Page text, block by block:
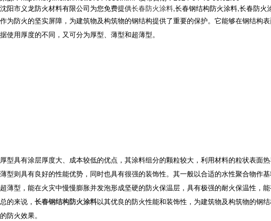
沈阳市义龙防火材料有限公司为您免费提供长春防火涂料,长春钢结构防火涂料,长春防火
作为防火的坚实屏障，为建筑物及构筑物的钢结构提供了重要的保护。它能够在钢结构
据使用厚度的不同，又可分为厚型、薄型和超薄型。
厚型具有涂层厚度大、成本较低的优点，其涂料组分的颗粒较大，利用材料的粒状表面
薄型则具有良好的性能优势，同时也具有很强的装饰性。其一般以合适的水性聚合物作
超薄型，能在火灾中慢慢膨胀并发泡形成坚硬的防火保温层，具有极强的耐火保温性，
总的来说， 长春钢结构防火涂料以其优良的防火性能和装饰性，为建筑物及构筑物的钢
的防火效果。